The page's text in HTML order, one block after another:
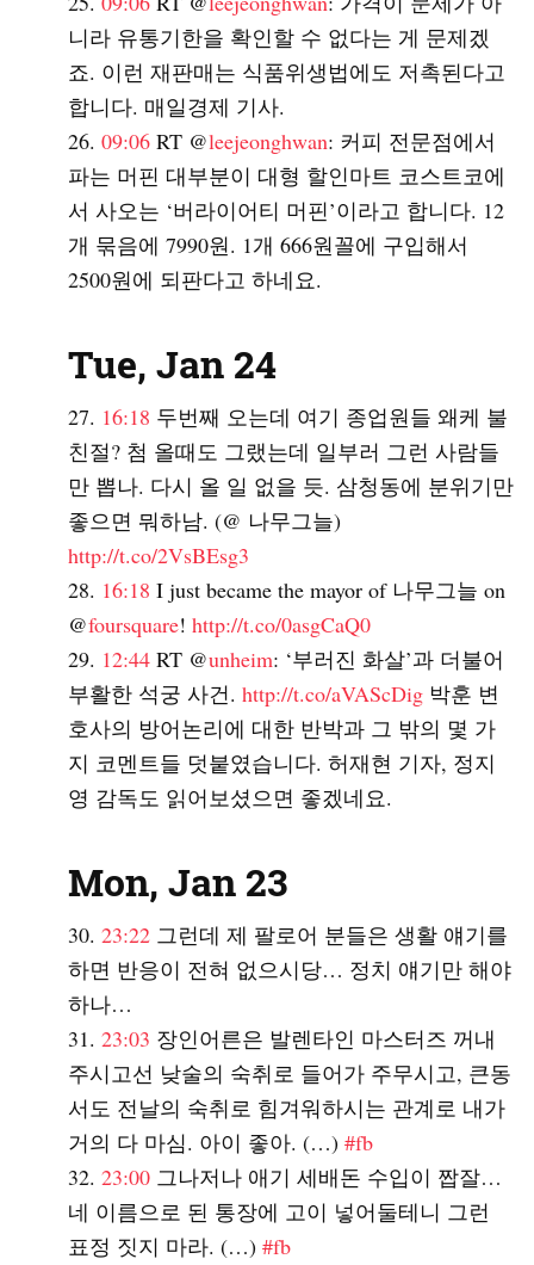
니라 유통기한을 확인할 수 없다는 게 문제겠
죠. 이런 재판매는 식품위생법에도 저촉된다고
합니다. 매일경제 기사.
09:06 RT @leejeonghwan: 커피 전문점에서
파는 머핀 대부분이 대형 할인마트 코스트코에
서 사오는 ‘버라이어티 머핀’이라고 합니다. 12
개 묶음에 7990원. 1개 666원꼴에 구입해서
2500원에 되판다고 하네요.
Tue, Jan 24
16:18 두번째 오는데 여기 종업원들 왜케 불
친절? 첨 올때도 그랬는데 일부러 그런 사람들
만 뽑나. 다시 올 일 없을 듯. 삼청동에 분위기만
좋으면 뭐하남. (@ 나무그늘)
http://t.co/2VsBEsg3
16:18 I just became the mayor of 나무그늘 on
@foursquare! http://t.co/0asgCaQ0
12:44 RT @unheim: ‘부러진 화살’과 더불어
부활한 석궁 사건. http://t.co/aVAScDig 박훈 변
호사의 방어논리에 대한 반박과 그 밖의 몇 가
지 코멘트들 덧붙였습니다. 허재현 기자, 정지
영 감독도 읽어보셨으면 좋겠네요.
Mon, Jan 23
23:22 그런데 제 팔로어 분들은 생활 얘기를
하면 반응이 전혀 없으시당… 정치 얘기만 해야
하나…
23:03 장인어른은 발렌타인 마스터즈 꺼내
주시고선 낮술의 숙취로 들어가 주무시고, 큰동
서도 전날의 숙취로 힘겨워하시는 관계로 내가
거의 다 마심. 아이 좋아. (…) #fb
23:00 그나저나 애기 세배돈 수입이 짭잘…
네 이름으로 된 통장에 고이 넣어둘테니 그런
표정 짓지 마라. (…) #fb